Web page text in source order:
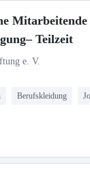
Mitarbeitende
Teilzeit
e. V.
Berufskleidung